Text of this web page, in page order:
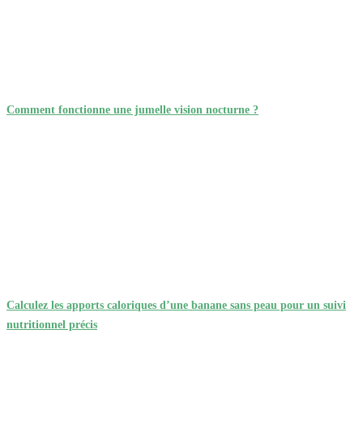
Comment fonctionne une jumelle vision nocturne ?
Calculez les apports caloriques d’une banane sans peau pour un suivi
nutritionnel précis